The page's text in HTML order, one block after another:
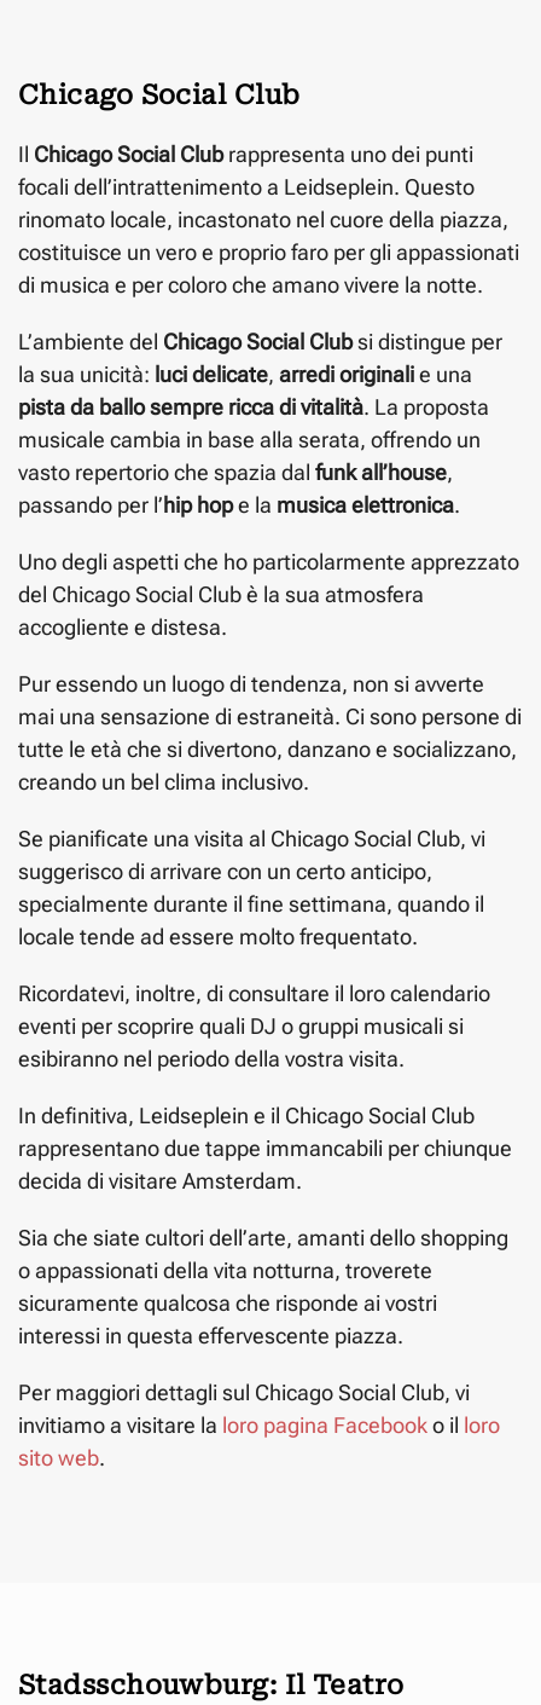
Chicago Social Club
Il Chicago Social Clubrappresenta uno dei punti
focali dell’intrattenimento a Leidseplein. Questo
rinomato locale, incastonato nel cuore della piazza,
costituisce un vero e proprio faro per gli appassionati
di musica e per coloro che amano vivere la notte.
L’ambiente del Chicago Social Clubsi distingue per
la sua unicità: luci delicate, arredi originalie una
pista da ballo sempre ricca di vitalità. La proposta
musicale cambia in base alla serata, offrendo un
vasto repertorio che spazia dal funk all’house,
passando per l’hip hope la musica elettronica.
Uno degli aspetti che ho particolarmente apprezzato
del Chicago Social Club è la sua atmosfera
accogliente e distesa.
Pur essendo un luogo di tendenza, non si avverte
mai una sensazione di estraneità. Ci sono persone di
tutte le età che si divertono, danzano e socializzano,
creando un bel clima inclusivo.
Se pianificate una visita al Chicago Social Club, vi
suggerisco di arrivare con un certo anticipo,
specialmente durante il fine settimana, quando il
locale tende ad essere molto frequentato.
Ricordatevi, inoltre, di consultare il loro calendario
eventi per scoprire quali DJ o gruppi musicali si
esibiranno nel periodo della vostra visita.
In definitiva, Leidseplein e il Chicago Social Club
rappresentano due tappe immancabili per chiunque
decida di visitare Amsterdam.
Sia che siate cultori dell’arte, amanti dello shopping
o appassionati della vita notturna, troverete
sicuramente qualcosa che risponde ai vostri
interessi in questa effervescente piazza.
Per maggiori dettagli sul Chicago Social Club, vi
invitiamo a visitare la loro pagina Facebooko il loro
sito web.
Stadsschouwburg: Il Teatro